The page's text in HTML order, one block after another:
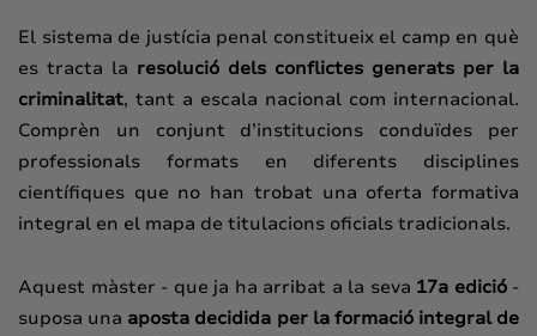
El sistema de justícia penal constitueix el camp en què
es tracta la resolució dels conflictes generats per la
criminalitat, tant a escala nacional com internacional.
Comprèn un conjunt d’institucions conduïdes per
professionals formats en diferents disciplines
científiques que no han trobat una oferta formativa
integral en el mapa de titulacions oficials tradicionals.
Aquest màster - que ja ha arribat a la seva 17a edició-
suposa una aposta decidida per la formació integral de